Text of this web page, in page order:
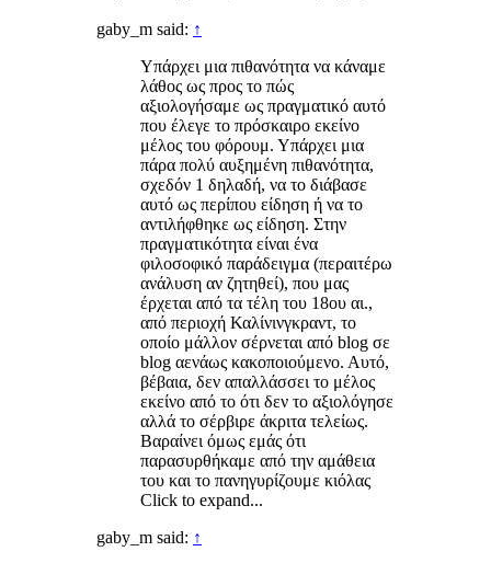
gaby_m said: ↑
Υπάρχει μια πιθανότητα να κάναμε
λάθος ως προς το πώς
αξιολογήσαμε ως πραγματικό αυτό
που έλεγε το πρόσκαιρο εκείνο
μέλος του φόρουμ. Υπάρχει μια
πάρα πολύ αυξημένη πιθανότητα,
σχεδόν 1 δηλαδή, να το διάβασε
αυτό ως περίπου είδηση ή να το
αντιλήφθηκε ως είδηση. Στην
πραγματικότητα είναι ένα
φιλοσοφικό παράδειγμα (περαιτέρω
ανάλυση αν ζητηθεί), που μας
έρχεται από τα τέλη του 18ου αι.,
από περιοχή Καλίνινγκραντ, το
οποίο μάλλον σέρνεται από blog σε
blog αενάως κακοποιούμενο. Αυτό,
βέβαια, δεν απαλλάσσει το μέλος
εκείνο από το ότι δεν το αξιολόγησε
αλλά το σέρβιρε άκριτα τελείως.
Βαραίνει όμως εμάς ότι
παρασυρθήκαμε από την αμάθεια
του και το πανηγυρίζουμε κιόλας
Click to expand...
gaby_m said: ↑